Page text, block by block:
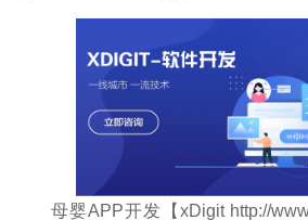
母婴APP开发【xDigit http://